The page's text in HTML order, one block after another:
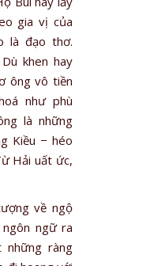
gia vị của
là đạo thơ.
khen hay
ông vô tiền
như phù
là những
Kiều − héo
Hải uất ức,
về ngộ
ngữ ra
những ràng